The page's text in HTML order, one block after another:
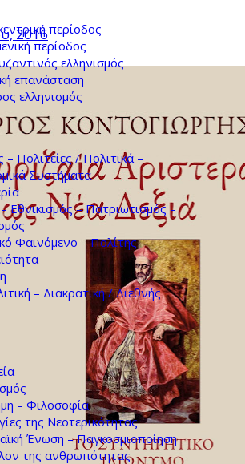
περίοδος
περίοδος
ελληνισμός
επανάσταση
ελληνισμός
– Πολιτείες / Πολιτικά –
Συστήματα
Εθνικισμός – Πατριωτισμός –
Φαινόμενο – Πολίτης –
– Διακρατική / Διεθνής
– Φιλοσοφία
της Νεοτερικότητας
Ένωση – Παγκοσμιοποίηση
της ανθρωπότητας
2016